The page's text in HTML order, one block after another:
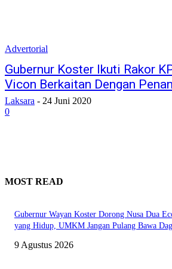
Advertorial
Gubernur Koster Ikuti Rakor
Vicon Berkaitan Dengan
Laksara - 24 Juni 2020
0
MOST READ
Gubernur Wayan Koster Dorong Nusa Dua
yang Hidup, UMKM Jangan Pulang Bawa
9 Agustus 2026